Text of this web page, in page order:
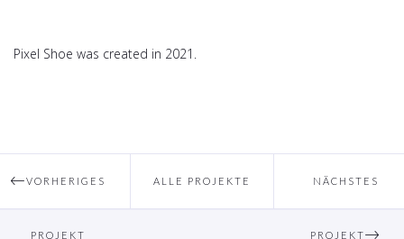
Pixel Shoe was created in 2021.
VORHERIGES
PROJEKT
ALLE PROJEKTE NÄCHSTES
PROJEKT